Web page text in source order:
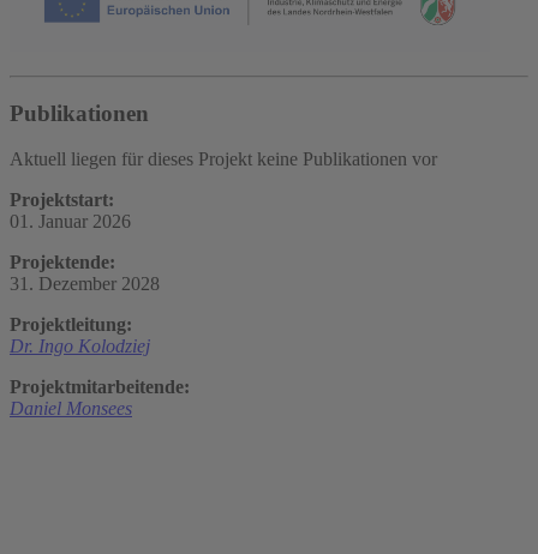
Publikationen
Aktuell liegen für dieses Projekt keine Publikationen vor
Projektstart:
01. Januar 2026
Projektende:
31. Dezember 2028
Projektleitung:
Dr. Ingo Kolodziej
Projektmitarbeitende:
Daniel Monsees